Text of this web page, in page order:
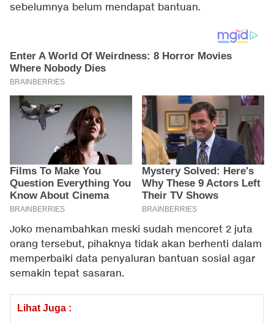
sebelumnya belum mendapat bantuan.
Joko menambahkan meski sudah mencoret 2 juta
orang tersebut, pihaknya tidak akan berhenti dalam
memperbaiki data penyaluran bantuan sosial agar
semakin tepat sasaran.
Lihat Juga :